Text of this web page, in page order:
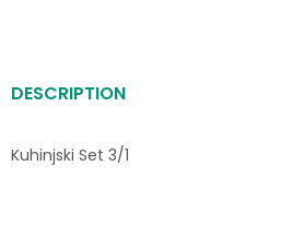
DESCRIPTION
Kuhinjski Set 3/1